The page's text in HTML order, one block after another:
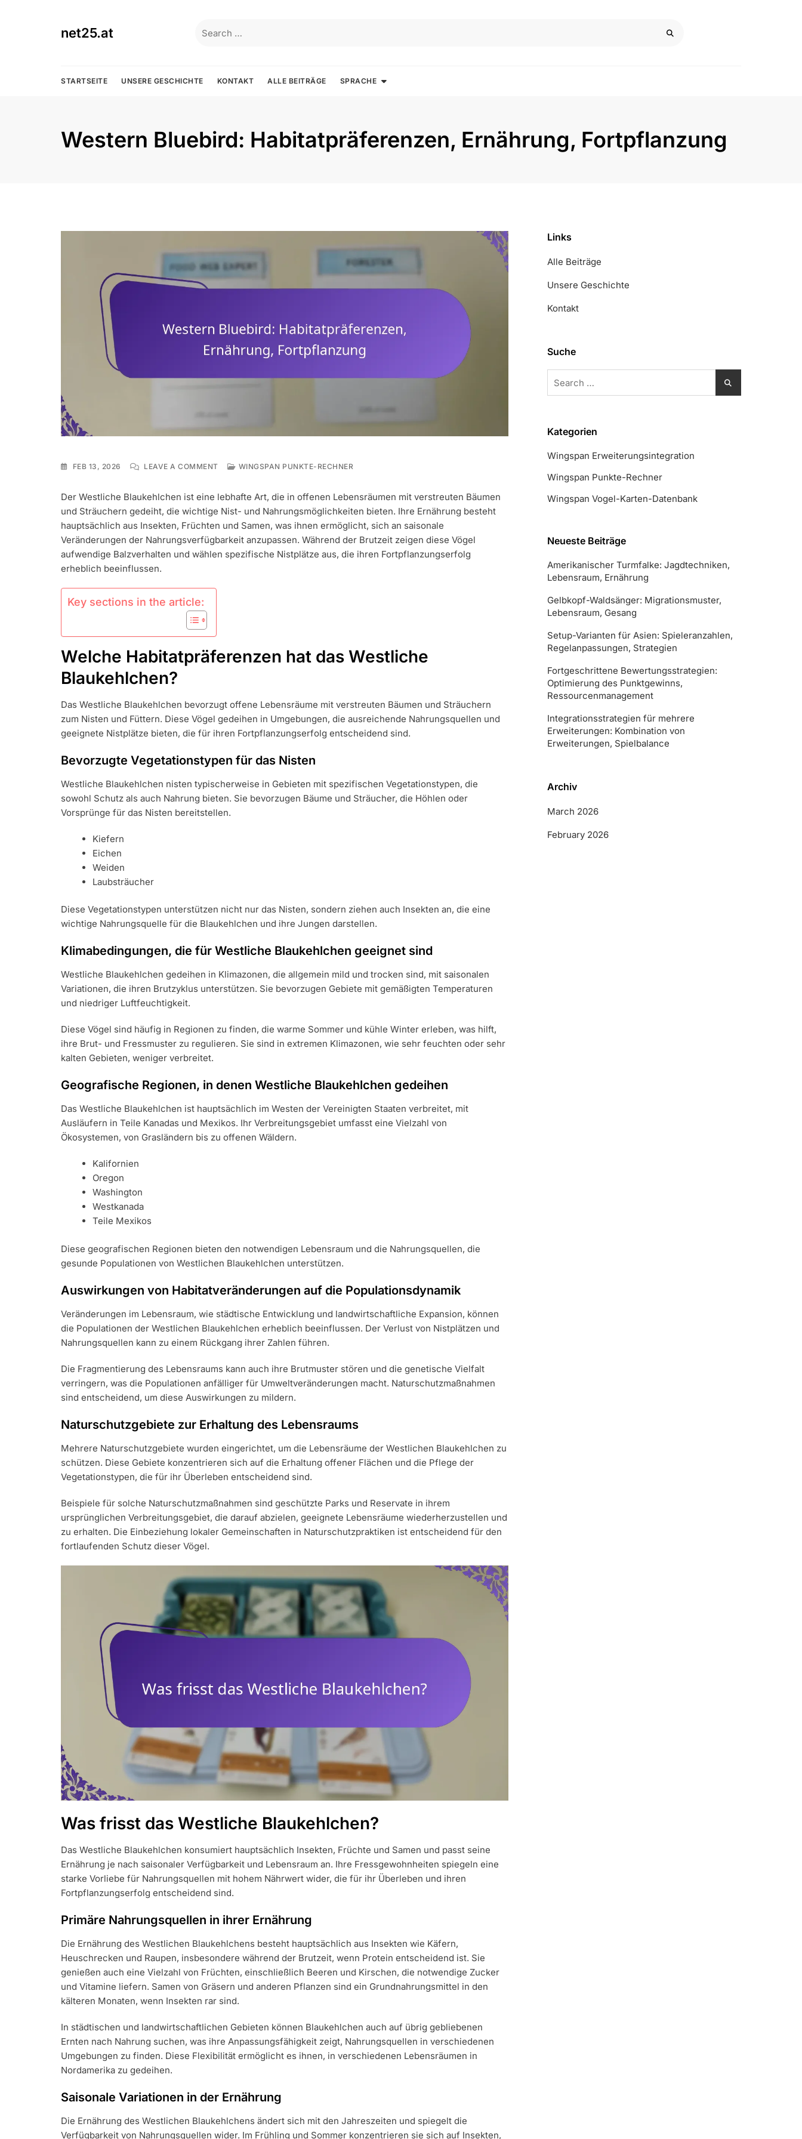
net25.at
for:
STARTSEITE UNSERE GESCHICHTE KONTAKT ALLE BEITRÄGE SPRACHE
Western Bluebird: Habitatpräferenzen, Ernährung, Fortpflanzung
FEB 13, 2026 LEAVE A COMMENTON
HABITATPRÄFERENZEN,
ERNÄHRUNG,
FORTPFLANZUNG
WINGSPAN PUNKTE-RECHNER
Der Westliche Blaukehlchen ist eine lebhafte Art, die in offenen Lebensräumen mit verstreuten Bäumen
und Sträuchern gedeiht, die wichtige Nist- und Nahrungsmöglichkeiten bieten. Ihre Ernährung besteht
hauptsächlich aus Insekten, Früchten und Samen, was ihnen ermöglicht, sich an saisonale
Veränderungen der Nahrungsverfügbarkeit anzupassen. Während der Brutzeit zeigen diese Vögel
aufwendige Balzverhalten und wählen spezifische Nistplätze aus, die ihren Fortpflanzungserfolg
erheblich beeinflussen.
Key sections in the article:
Welche Habitatpräferenzen hat das Westliche
Blaukehlchen?
Das Westliche Blaukehlchen bevorzugt offene Lebensräume mit verstreuten Bäumen und Sträuchern
zum Nisten und Füttern. Diese Vögel gedeihen in Umgebungen, die ausreichende Nahrungsquellen und
geeignete Nistplätze bieten, die für ihren Fortpflanzungserfolg entscheidend sind.
Bevorzugte Vegetationstypen für das Nisten
Westliche Blaukehlchen nisten typischerweise in Gebieten mit spezifischen Vegetationstypen, die
sowohl Schutz als auch Nahrung bieten. Sie bevorzugen Bäume und Sträucher, die Höhlen oder
Vorsprünge für das Nisten bereitstellen.
Kiefern
Eichen
Weiden
Laubsträucher
Diese Vegetationstypen unterstützen nicht nur das Nisten, sondern ziehen auch Insekten an, die eine
wichtige Nahrungsquelle für die Blaukehlchen und ihre Jungen darstellen.
Klimabedingungen, die für Westliche Blaukehlchen geeignet sind
Westliche Blaukehlchen gedeihen in Klimazonen, die allgemein mild und trocken sind, mit saisonalen
Variationen, die ihren Brutzyklus unterstützen. Sie bevorzugen Gebiete mit gemäßigten Temperaturen
und niedriger Luftfeuchtigkeit.
Diese Vögel sind häufig in Regionen zu finden, die warme Sommer und kühle Winter erleben, was hilft,
ihre Brut- und Fressmuster zu regulieren. Sie sind in extremen Klimazonen, wie sehr feuchten oder sehr
kalten Gebieten, weniger verbreitet.
Geografische Regionen, in denen Westliche Blaukehlchen gedeihen
Das Westliche Blaukehlchen ist hauptsächlich im Westen der Vereinigten Staaten verbreitet, mit
Ausläufern in Teile Kanadas und Mexikos. Ihr Verbreitungsgebiet umfasst eine Vielzahl von
Ökosystemen, von Grasländern bis zu offenen Wäldern.
Kalifornien
Oregon
Washington
Westkanada
Teile Mexikos
Diese geografischen Regionen bieten den notwendigen Lebensraum und die Nahrungsquellen, die
gesunde Populationen von Westlichen Blaukehlchen unterstützen.
Auswirkungen von Habitatveränderungen auf die Populationsdynamik
Veränderungen im Lebensraum, wie städtische Entwicklung und landwirtschaftliche Expansion, können
die Populationen der Westlichen Blaukehlchen erheblich beeinflussen. Der Verlust von Nistplätzen und
Nahrungsquellen kann zu einem Rückgang ihrer Zahlen führen.
Die Fragmentierung des Lebensraums kann auch ihre Brutmuster stören und die genetische Vielfalt
verringern, was die Populationen anfälliger für Umweltveränderungen macht. Naturschutzmaßnahmen
sind entscheidend, um diese Auswirkungen zu mildern.
Naturschutzgebiete zur Erhaltung des Lebensraums
Mehrere Naturschutzgebiete wurden eingerichtet, um die Lebensräume der Westlichen Blaukehlchen zu
schützen. Diese Gebiete konzentrieren sich auf die Erhaltung offener Flächen und die Pflege der
Vegetationstypen, die für ihr Überleben entscheidend sind.
Beispiele für solche Naturschutzmaßnahmen sind geschützte Parks und Reservate in ihrem
ursprünglichen Verbreitungsgebiet, die darauf abzielen, geeignete Lebensräume wiederherzustellen und
zu erhalten. Die Einbeziehung lokaler Gemeinschaften in Naturschutzpraktiken ist entscheidend für den
fortlaufenden Schutz dieser Vögel.
Was frisst das Westliche Blaukehlchen?
Das Westliche Blaukehlchen konsumiert hauptsächlich Insekten, Früchte und Samen und passt seine
Ernährung je nach saisonaler Verfügbarkeit und Lebensraum an. Ihre Fressgewohnheiten spiegeln eine
starke Vorliebe für Nahrungsquellen mit hohem Nährwert wider, die für ihr Überleben und ihren
Fortpflanzungserfolg entscheidend sind.
Primäre Nahrungsquellen in ihrer Ernährung
Die Ernährung des Westlichen Blaukehlchens besteht hauptsächlich aus Insekten wie Käfern,
Heuschrecken und Raupen, insbesondere während der Brutzeit, wenn Protein entscheidend ist. Sie
genießen auch eine Vielzahl von Früchten, einschließlich Beeren und Kirschen, die notwendige Zucker
und Vitamine liefern. Samen von Gräsern und anderen Pflanzen sind ein Grundnahrungsmittel in den
kälteren Monaten, wenn Insekten rar sind.
In städtischen und landwirtschaftlichen Gebieten können Blaukehlchen auch auf übrig gebliebenen
Ernten nach Nahrung suchen, was ihre Anpassungsfähigkeit zeigt, Nahrungsquellen in verschiedenen
Umgebungen zu finden. Diese Flexibilität ermöglicht es ihnen, in verschiedenen Lebensräumen in
Nordamerika zu gedeihen.
Saisonale Variationen in der Ernährung
Die Ernährung des Westlichen Blaukehlchens ändert sich mit den Jahreszeiten und spiegelt die
Verfügbarkeit von Nahrungsquellen wider. Im Frühling und Sommer konzentrieren sie sich auf Insekten,
Links
Alle Beiträge
Unsere Geschichte
Kontakt
Suche
for:
Kategorien
Wingspan Erweiterungsintegration
Wingspan Punkte-Rechner
Wingspan Vogel-Karten-Datenbank
Neueste Beiträge
Amerikanischer Turmfalke: Jagdtechniken,
Lebensraum, Ernährung
Gelbkopf-Waldsänger: Migrationsmuster,
Lebensraum, Gesang
Setup-Varianten für Asien: Spieleranzahlen,
Regelanpassungen, Strategien
Fortgeschrittene Bewertungsstrategien:
Optimierung des Punktgewinns,
Ressourcenmanagement
Integrationsstrategien für mehrere
Erweiterungen: Kombination von
Erweiterungen, Spielbalance
Archiv
March 2026
February 2026